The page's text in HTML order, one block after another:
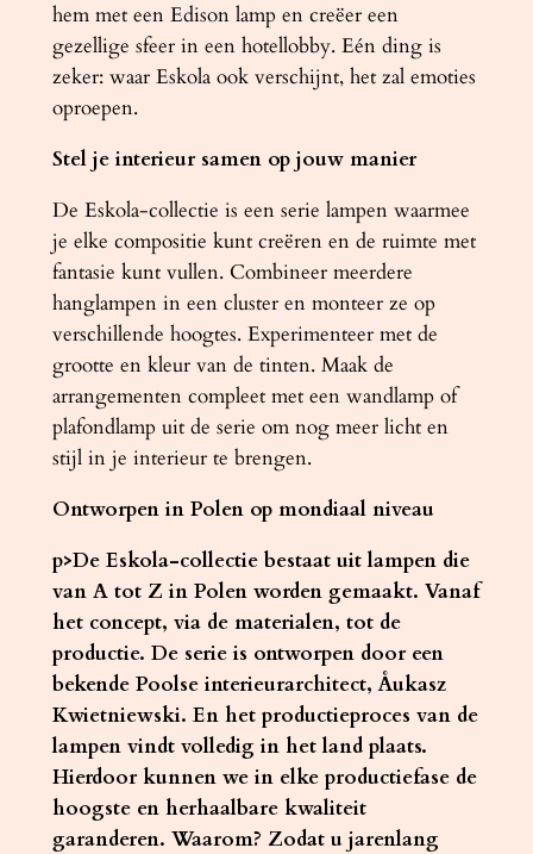
hem met een Edison lamp en creëer een
gezellige sfeer in een hotellobby. Eén ding is
zeker: waar Eskola ook verschijnt, het zal emoties
oproepen.
Stel je interieur samen op jouw manier
De Eskola-collectie is een serie lampen waarmee
je elke compositie kunt creëren en de ruimte met
fantasie kunt vullen. Combineer meerdere
hanglampen in een cluster en monteer ze op
verschillende hoogtes. Experimenteer met de
grootte en kleur van de tinten. Maak de
arrangementen compleet met een wandlamp of
plafondlamp uit de serie om nog meer licht en
stijl in je interieur te brengen.
Ontworpen in Polen op mondiaal niveau
p>De Eskola-collectie bestaat uit lampen die
van A tot Z in Polen worden gemaakt. Vanaf
het concept, via de materialen, tot de
productie. De serie is ontworpen door een
bekende Poolse interieurarchitect, Åukasz
Kwietniewski. En het productieproces van de
lampen vindt volledig in het land plaats.
Hierdoor kunnen we in elke productiefase de
hoogste en herhaalbare kwaliteit
garanderen. Waarom? Zodat u jarenlang